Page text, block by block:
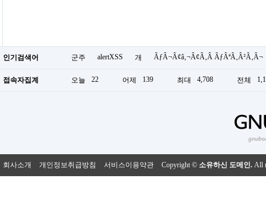
인기검색어 군주 alertXSS 개 ÃƒÂ¬Ã¢â‚¬Â¢Ã‚Â ÃƒÂªÃ‚Â²Ã‚Â¬
접속자집계 오늘 22 어제 139 최대 4,708 전체
회사소개 개인정보취급방침 서비스이용약관 Copyright © 소유하신 도메인. All